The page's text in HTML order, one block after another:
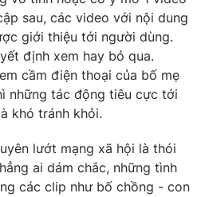
VTV8
English
sau, các video với nội dung
giới thiệu tới người dùng.
định xem hay bỏ qua.
cầm điện thoại của bố mẹ
những tác động tiêu cực tới
khó tránh khỏi.
lướt mạng xã hội là thói
ai dám chắc, những tình
các clip như bố chồng - con